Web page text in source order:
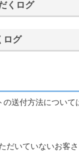
くログ
ログ
送付方法につい
だいていないお